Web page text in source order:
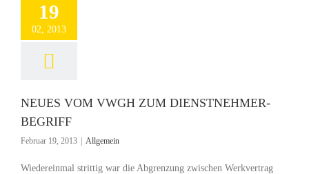
19
02, 2013
NEUES VOM VWGH ZUM DIENSTNEHMER-
BEGRIFF
Februar 19, 2013 Allgemein
Wiedereinmal strittig war die Abgrenzung zwischen Werkvertrag